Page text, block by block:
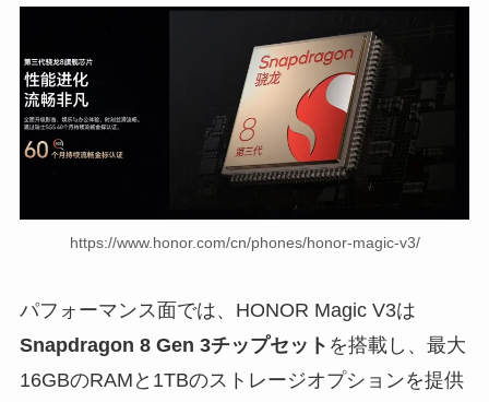
https://www.honor.com/cn/phones/honor-magic-v3/
パフォーマンス面では、HONOR Magic V3は
Snapdragon 8 Gen 3チップセット を搭載し、最大
16GBのRAMと1TBのストレージオプションを提供